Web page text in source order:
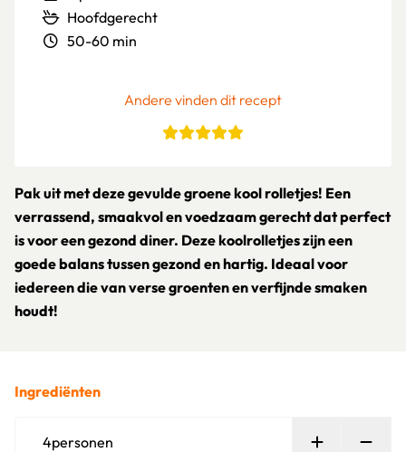
Hoofdgerecht
50-60 min
Andere vinden dit recept
Pak uit met deze gevulde groene kool rolletjes! Een
verrassend, smaakvol en voedzaam gerecht dat perfect
is voor een gezond diner. Deze koolrolletjes zijn een
goede balans tussen gezond en hartig. Ideaal voor
iedereen die van verse groenten en verfijnde smaken
houdt!
Ingrediënten
4personen Persoon